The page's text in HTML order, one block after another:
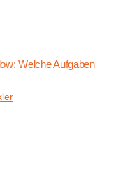
Welche Aufgaben